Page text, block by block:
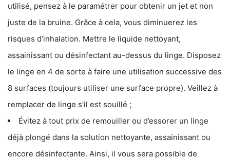
utilisé, pensez à le paramétrer pour obtenir un jet et non
juste de la bruine. Grâce à cela, vous diminuerez les
risques d’inhalation. Mettre le liquide nettoyant,
assainissant ou désinfectant au-dessus du linge. Disposez
le linge en 4 de sorte à faire une utilisation successive des
8 surfaces (toujours utiliser une surface propre). Veillez à
remplacer de linge s’il est souillé ;
Évitez à tout prix de remouiller ou d’essorer un linge
déjà plongé dans la solution nettoyante, assainissant ou
encore désinfectante. Ainsi, il vous sera possible de